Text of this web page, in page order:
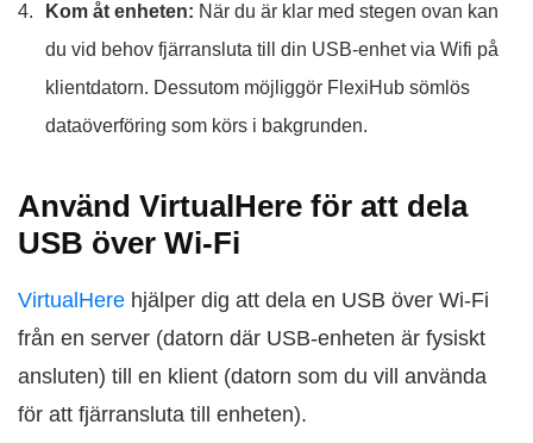
Kom åt enheten: När du är klar med stegen ovan kan
du vid behov fjärransluta till din USB-enhet via Wifi på
klientdatorn. Dessutom möjliggör FlexiHub sömlös
dataöverföring som körs i bakgrunden.
Använd VirtualHere för att dela
USB över Wi‑Fi
VirtualHere hjälper dig att dela en USB över Wi‑Fi
från en server (datorn där USB-enheten är fysiskt
ansluten) till en klient (datorn som du vill använda
för att fjärransluta till enheten).